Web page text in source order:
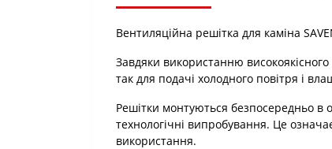
Вентиляційна решітка для каміна
Завдяки використанню
так для подачі холодного повітря і
Решітки монтуються безпосередньо в
технологічні випробування. Це
використання.